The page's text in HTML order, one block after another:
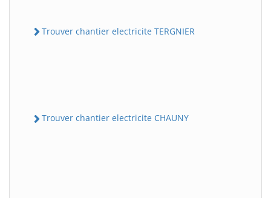
Trouver chantier electricite TERGNIER
Trouver chantier electricite CHAUNY